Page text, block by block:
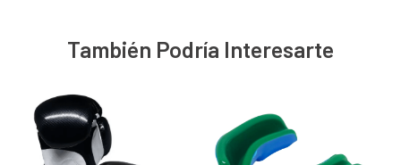
También Podría Interesarte